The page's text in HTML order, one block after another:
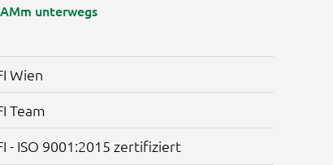
unterwegs
Wien
Team
- ISO 9001:2015 zertifiziert